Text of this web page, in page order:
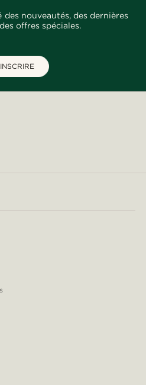
nouveautés, des dernières
offres spéciales.